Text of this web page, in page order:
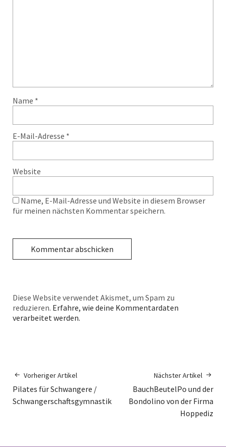
Name *
E-Mail-Adresse *
Website
Name, E-Mail-Adresse und Website in diesem Browser
für meinen nächsten Kommentar speichern.
Diese Website verwendet Akismet, um Spam zu
reduzieren. Erfahre, wie deine Kommentardaten
verarbeitet werden.
Vorheriger Artikel
Pilates für Schwangere /
Schwangerschaftsgymnastik
Nächster Artikel
BauchBeutelPo und der
Bondolino von der Firma
Hoppediz